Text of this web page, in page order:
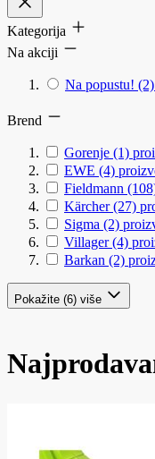
Kategorija
Na akciji
Na popustu! (2)
Brend
Gorenje (1)
EWE (4)
Fieldmann
Kärcher (27)
Sigma (2)
Villager (4)
Barkan (2)
Pokažite (6) više